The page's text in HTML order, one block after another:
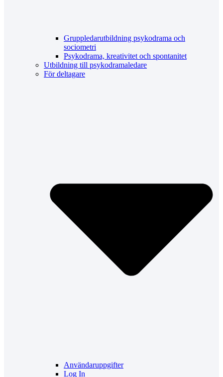
Gruppledarutbildning psykodrama och
sociometri
Psykodrama, kreativitet och spontanitet
Utbildning till psykodramaledare
För deltagare
Användaruppgifter
Log In